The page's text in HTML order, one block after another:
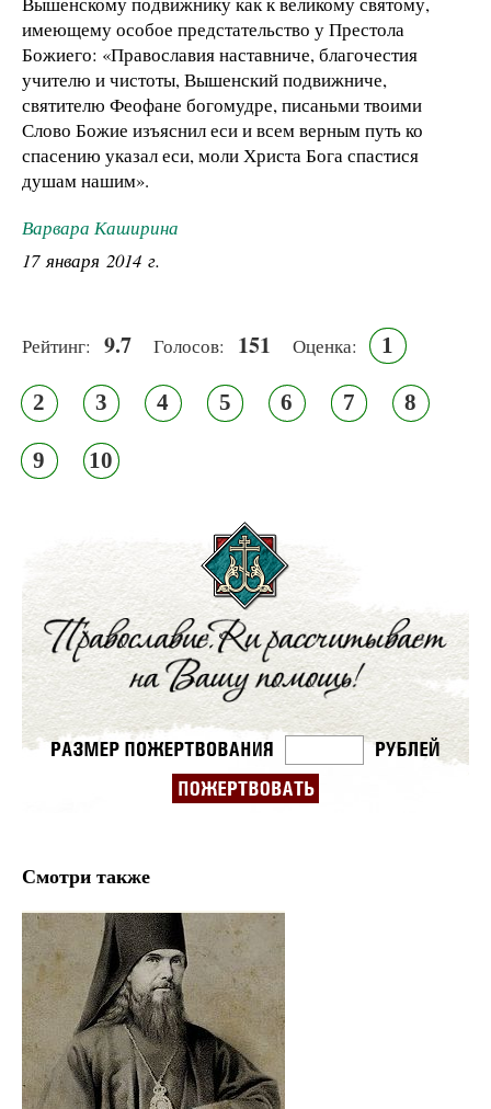
имеющему особое предстательство у Престола
Божиего: «Православия наставниче, благочестия
учителю и чистоты, Вышенский подвижниче,
святителю Феофане богомудре, писаньми твоими
Слово Божие изъяснил еси и всем верным путь ко
спасению указал еси, моли Христа Бога спастися
душам нашим».
Варвара Каширина
17 января 2014 г.
Рейтинг: 9.7 Голосов: 151 Оценка: 1
2 3 4 5 6 7 8
9 10
Смотри также